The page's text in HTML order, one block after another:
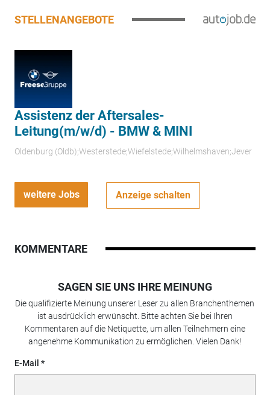
STELLENANGEBOTE
Assistenz der Aftersales-
Leitung(m/w/d) - BMW & MINI
Oldenburg (Oldb);Westerstede;Wiefelstede;Wilhelmshaven;Jever
weitere Jobs Anzeige schalten
KOMMENTARE
SAGEN SIE UNS IHRE MEINUNG
Die qualifizierte Meinung unserer Leser zu allen Branchenthemen
ist ausdrücklich erwünscht. Bitte achten Sie bei Ihren
Kommentaren auf die Netiquette, um allen Teilnehmern eine
angenehme Kommunikation zu ermöglichen. Vielen Dank!
E-Mail